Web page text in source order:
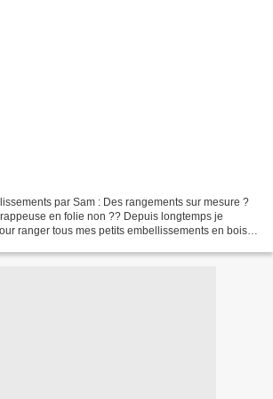
par Sam : Des rangements sur mesure ?
en folie non ?? Depuis longtemps je
ranger tous mes petits embellissements en bois,